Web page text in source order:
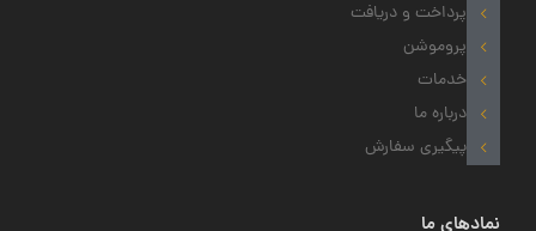
پرداخت و دریافت
پروموشن
خدمات
درباره ما
پیگیری سفارش